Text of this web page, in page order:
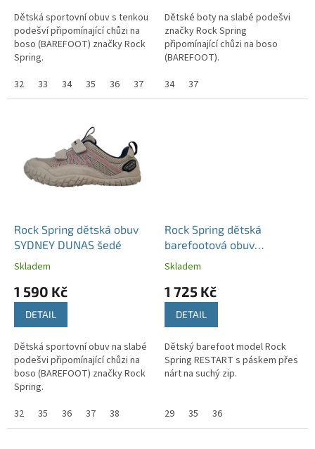
Dětská sportovní obuv s tenkou
podešví připomínající chůzi na
boso (BAREFOOT) značky Rock
Spring.
32
33 34 35 36 37 38
Dětské boty na slabé podešvi
značky Rock Spring
připomínající chůzi na boso
(BAREFOOT).
34
37
Rock Spring dětská obuv
SYDNEY DUNAS šedé
Skladem
1 590 Kč
DETAIL
Dětská sportovní obuv na slabé
podešvi připomínající chůzi na
boso (BAREFOOT) značky Rock
Spring.
32
35 36 37 38
Rock Spring dětská
barefootová obuv
RESTART šedá
Skladem
1 725 Kč
DETAIL
Dětský barefoot model Rock
Spring RESTART s páskem přes
nárt na suchý zip.
29 35 36